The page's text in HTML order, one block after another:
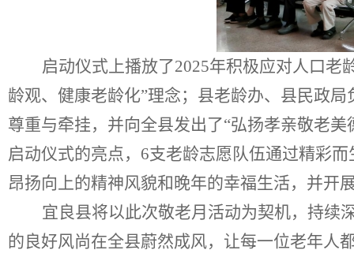
启动仪式上播放了2025年积极应对人口老
龄观、健康老龄化”理念； 县老龄办、县民政局
尊重与牵挂，并向全县发出了“弘扬孝亲敬老美
启动仪式的亮点 ， 6支老龄志愿队伍通过精彩而
昂扬向上的精神风貌和晚年的幸福生活，并开
宜良县将以此次敬老月活动为契机，持续
的良好风尚在全县蔚然成风，让每一位老年人